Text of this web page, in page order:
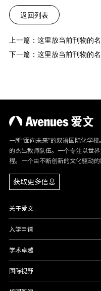
返回列表
上一篇：这里放当前刊物的
下一篇：这里放当前刊物的
一所“面向未来”的双语国际化学
的杰出教师队伍。一个专注以世
程。一个由不断创新的文化驱动的
获取更多信息
关于爱文
入学申请
学术卓越
国际视野